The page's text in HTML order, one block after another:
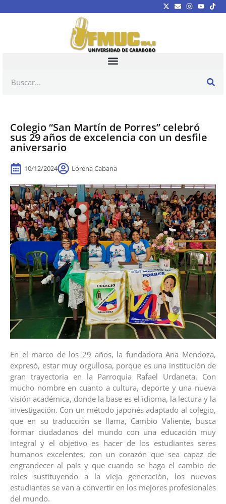
Colegio “San Martín de Porres” celebró
sus 29 años de excelencia con un desfile
aniversario
10/12/2024 Lorena Cabana
En el marco de los 29 años, la fundadora Ana Mendoza,
expresó, estar muy orgullosa, porque es una institución de
gran trayectoria en la Parroquia Rafael Urdaneta. Con
mucho nombre en cuanto a cultura, deporte y una nueva
visión académica, donde la base es el idioma, la lectura y la
investigación. Con un método japonés adaptado al colegio,
que en su traducción se llama, Cambio Valiente, busca
formar ciudadanos del mundo con una educación muy
integral y el objetivo es hacer de los estudiantes seres
humanos excelentes, con un corazón que sea capaz de
engrandecer al país y que cuando se haga el cambio de
roles sustituyendo a la vieja generación, los nuevos
estudiantes se van a convertir en los mejores profesionales
del mundo.